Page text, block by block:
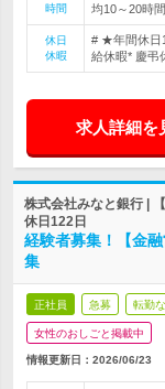
時間
均10～20時
休日
休暇
# ★年間休日
給休暇* 慶弔
求人詳細を
株式会社みなと銀行 |
休日122日
経験者募集！【金
集
正社員 急募 転勤
女性のおしごと掲載中
情報更新日：2026/06/23